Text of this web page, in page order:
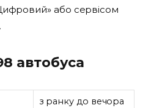
або сервісом
автобуса
з ранку до вечора